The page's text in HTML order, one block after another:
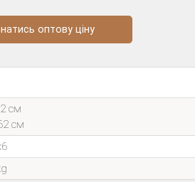
оптову ціну
см
см